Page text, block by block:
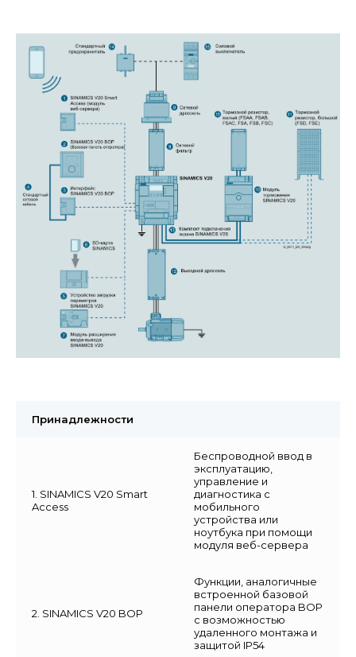
Принадлежности
1. SINAMICS V20 Smart
Access
Беспроводной ввод в
эксплуатацию,
управление и
диагностика с
мобильного
устройства или
ноутбука при помощи
модуля веб-сервера
2. SINAMICS V20 BOP
Функции, аналогичные
встроенной базовой
панели оператора BOP
с возможностью
удаленного монтажа и
защитой IP54